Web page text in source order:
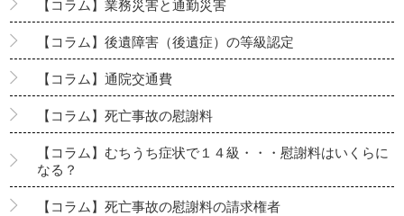
【コラム】業務災害と通勤災害
【コラム】後遺障害（後遺症）の等級認定
【コラム】通院交通費
【コラム】死亡事故の慰謝料
【コラム】むちうち症状で１４級・・・慰謝料はいくらに
なる？
【コラム】死亡事故の慰謝料の請求権者